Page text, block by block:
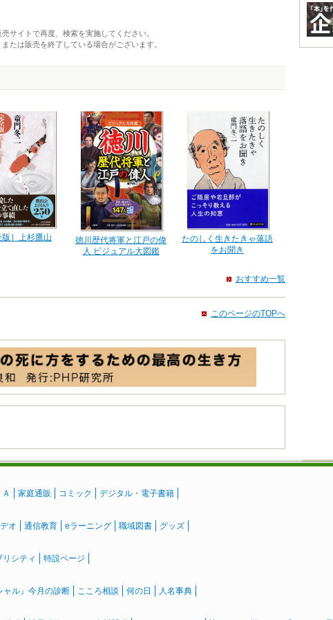
サイトで再度、検索を実施してください。
たは販売を終了している場合がございます。
版］上杉鷹山
徳川歴代将軍と江戸の偉
人 ビジュアル大図鑑
たのしく生きたきゃ落語
をお聞き
おすすめ一覧
このページのTOPへ
家庭通販 コミック デジタル・電子書籍
オ 通信教育 eラーニング 職域図書 グッズ
リシティ 特設ページ
ャル』今月の診断 こころ相談 何の日 人名事典